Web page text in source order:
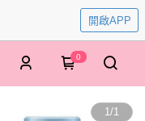
開啟APP
0
1/1